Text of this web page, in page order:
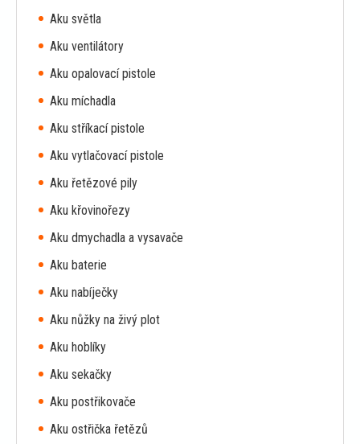
Aku světla
Aku ventilátory
Aku opalovací pistole
Aku míchadla
Aku stříkací pistole
Aku vytlačovací pistole
Aku řetězové pily
Aku křovinořezy
Aku dmychadla a vysavače
Aku baterie
Aku nabíječky
Aku nůžky na živý plot
Aku hoblíky
Aku sekačky
Aku postřikovače
Aku ostřička řetězů